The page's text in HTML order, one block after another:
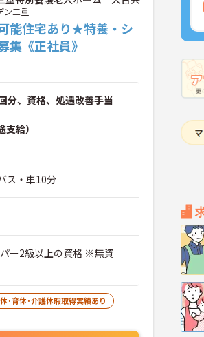
ン三重
能住宅あり★特養・シ
集《正社員》
分、資格、処遇改善手当
給）
ス・車10分
ー2級以上の資格 ※無資
･育休･介護休暇取得実績あり